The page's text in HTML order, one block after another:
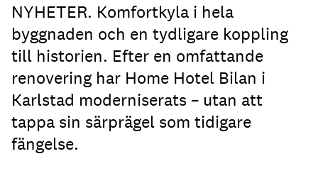
NYHETER. Komfortkyla i hela
byggnaden och en tydligare koppling
till historien. Efter en omfattande
renovering har Home Hotel Bilan i
Karlstad moderniserats – utan att
tappa sin särprägel som tidigare
fängelse.